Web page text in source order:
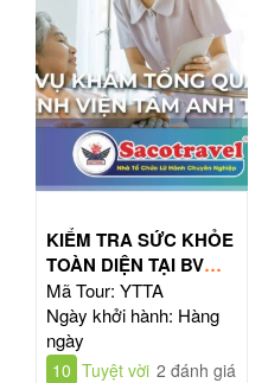
KIỂM TRA SỨC KHỎE
TOÀN DIỆN TẠI BV
TÂM ANH HỒ CHÍ
MINH
Mã Tour: YTTA
Ngày khởi hành: Hàng
ngày
10 Tuyệt vời 2 đánh giá